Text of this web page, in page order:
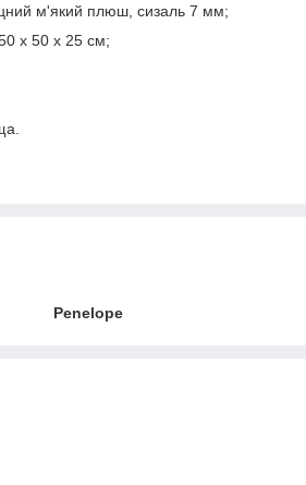
м'який плюш, сизаль 7 мм;
x 50 x 25 см;
Penelope